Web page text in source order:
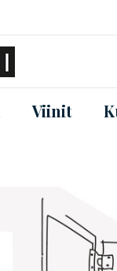
Viinit